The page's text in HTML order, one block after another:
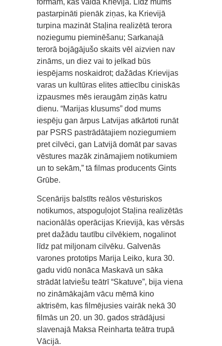
formām, kas valda Krievijā. Līdz mums
pastarpināti pienāk ziņas, ka Krievijā
turpina mazināt Staļina realizētā terora
noziegumu pieminēšanu; Sarkanajā
terorā bojāgājušo skaits vēl aizvien nav
zināms, un diez vai to jelkad būs
iespējams noskaidrot; dažādas Krievijas
varas un kultūras elites attiecību ciniskās
izpausmes mēs ieraugām ziņās katru
dienu. “Marijas klusums” dod mums
iespēju gan ārpus Latvijas atkārtoti runāt
par PSRS pastrādātajiem noziegumiem
pret cilvēci, gan Latvijā domāt par savas
vēstures mazāk zināmajiem notikumiem
un to sekām,” tā filmas producents Gints
Grūbe.
Scenārijs balstīts reālos vēsturiskos
notikumos, atspoguļojot Staļina realizētās
nacionālās operācijas Krievijā, kas vērsās
pret dažādu tautību cilvēkiem, nogalinot
līdz pat miljonam cilvēku. Galvenās
varones prototips Marija Leiko, kura 30.
gadu vidū nonāca Maskavā un sāka
strādāt latviešu teātrī “Skatuve”, bija viena
no zināmākajām vācu mēmā kino
aktrisēm, kas filmējusies vairāk nekā 30
filmās un 20. un 30. gados strādājusi
slavenajā Maksa Reinharta teātra trupā
Vācijā.